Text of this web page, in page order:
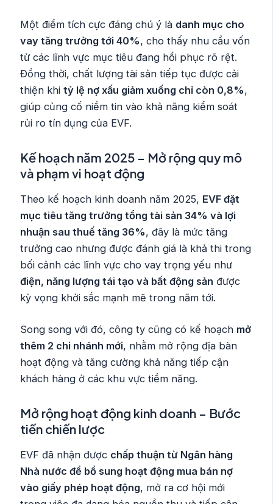
Một điểm tích cực đáng chú ý là danh mục cho
vay tăng trưởng tới 40%, cho thấy nhu cầu vốn
từ các lĩnh vực mục tiêu đang hồi phục rõ rệt.
Đồng thời, chất lượng tài sản tiếp tục được cải
thiện khitỷ lệ nợ xấu giảm xuống chỉ còn 0,8%,
giúp củng cố niềm tin vào khả năng kiểm soát
rủi ro tín dụng của EVF.
Kế hoạch năm 2025 – Mở rộng quy mô
và phạm vi hoạt động
Theo kế hoạch kinh doanh năm 2025, EVF đặt
mục tiêu tăng trưởng tổng tài sản 34% và lợi
nhuận sau thuế tăng 36%, đây là mức tăng
trưởng cao nhưng được đánh giá là khả thi trong
bối cảnh các lĩnh vực cho vay trọng yếu như
điện, năng lượng tái tạo và bất động sản được
kỳ vọng khởi sắc mạnh mẽ trong năm tới.
Song song với đó, công ty cũng có kế hoạch mở
thêm 2 chi nhánh mới, nhằm mở rộng địa bàn
hoạt động và tăng cường khả năng tiếp cận
khách hàng ở các khu vực tiềm năng.
Mở rộng hoạt động kinh doanh – Bước
tiến chiến lược
EVF đã nhận được chấp thuận từ Ngân hàng
Nhà nước để bổ sung hoạt động mua bán nợ
vào giấy phép hoạt động, mở ra cơ hội mới